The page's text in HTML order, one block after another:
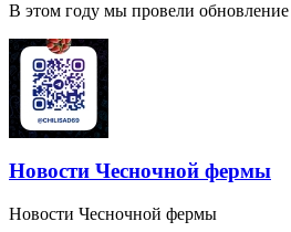
В этом году мы провели
Новости Чесночной фермы
Новости Чесночной фермы